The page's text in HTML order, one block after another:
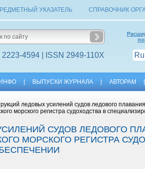
УКАЗАТЕЛЬ СПРАВОЧНИК
2223-4594 | ISSN 2949-110X Ru
ИНФО ВЫПУСКИ ЖУРНАЛА АВТОРАМ
ледовых усилений судов ледового
морского регистра судоходства в
СУДОВ ЛЕДОВОГО
МОРСКОГО РЕГИСТРА